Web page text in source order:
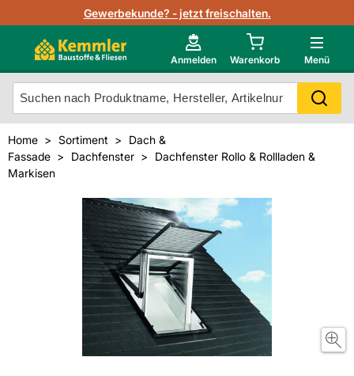
Gewerbekunde? - jetzt freischalten.
Anmelden Warenkorb Menü
Lagerbestand in Echtzeit
Nutzerverwaltung
Photovoltaik Konfigurator
Projektlisten
Technische Daten & Merkblätter
Neu im Onlineshop?
Mein Konto
Meistverkaufte Produkte
Kunden kauften auch
Unsere Kemmler-Marke
Home Sortiment
Dach &
Fassade
Dachfenster
Dachfenster Rollo & Rollladen &
Markisen